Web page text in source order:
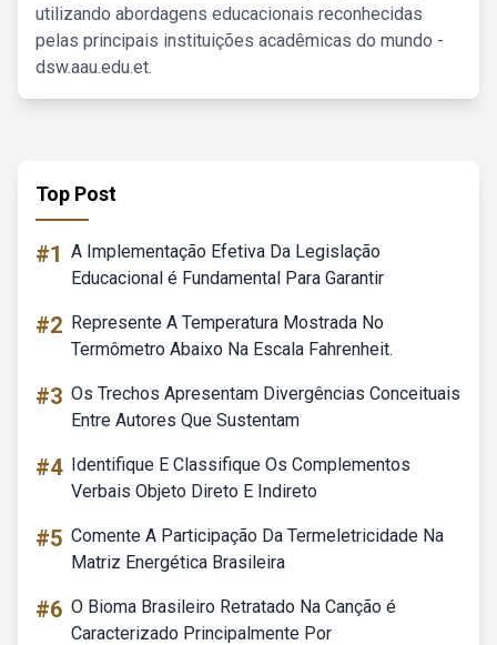
utilizando abordagens educacionais reconhecidas
pelas principais instituições acadêmicas do mundo -
dsw.aau.edu.et.
Top Post
#1 A Implementação Efetiva Da Legislação
Educacional é Fundamental Para Garantir
#2 Represente A Temperatura Mostrada No
Termômetro Abaixo Na Escala Fahrenheit.
#3 Os Trechos Apresentam Divergências Conceituais
Entre Autores Que Sustentam
#4 Identifique E Classifique Os Complementos
Verbais Objeto Direto E Indireto
#5 Comente A Participação Da Termeletricidade Na
Matriz Energética Brasileira
#6 O Bioma Brasileiro Retratado Na Canção é
Caracterizado Principalmente Por